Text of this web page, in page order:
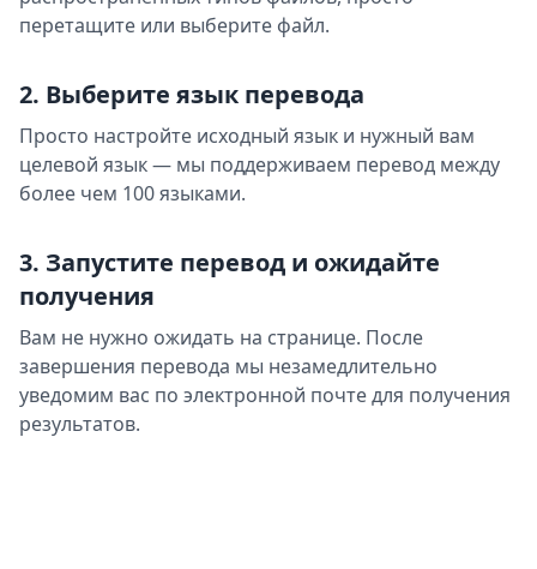
перетащите или выберите файл.
2. Выберите язык перевода
Просто настройте исходный язык и нужный вам
целевой язык — мы поддерживаем перевод между
более чем 100 языками.
3. Запустите перевод и ожидайте
получения
Вам не нужно ожидать на странице. После
завершения перевода мы незамедлительно
уведомим вас по электронной почте для получения
результатов.